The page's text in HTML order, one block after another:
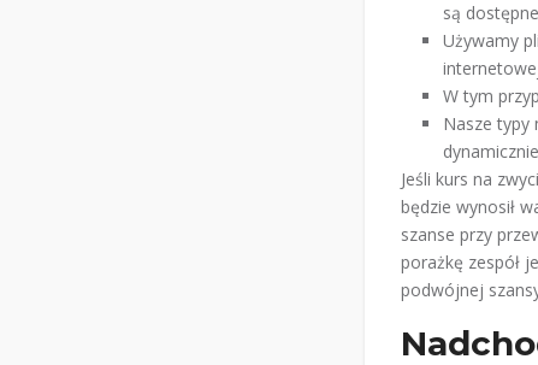
są
Używamy
W tym
Nasze typy
Jeśli kurs na
będzie wynosił
szanse przy
porażkę zespół
podwójnej